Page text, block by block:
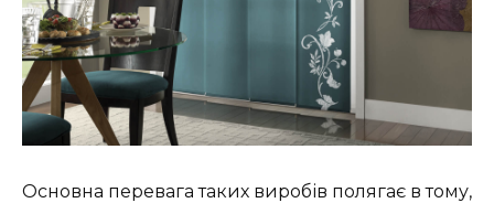
Основна перевага таких виробів полягає в тому,